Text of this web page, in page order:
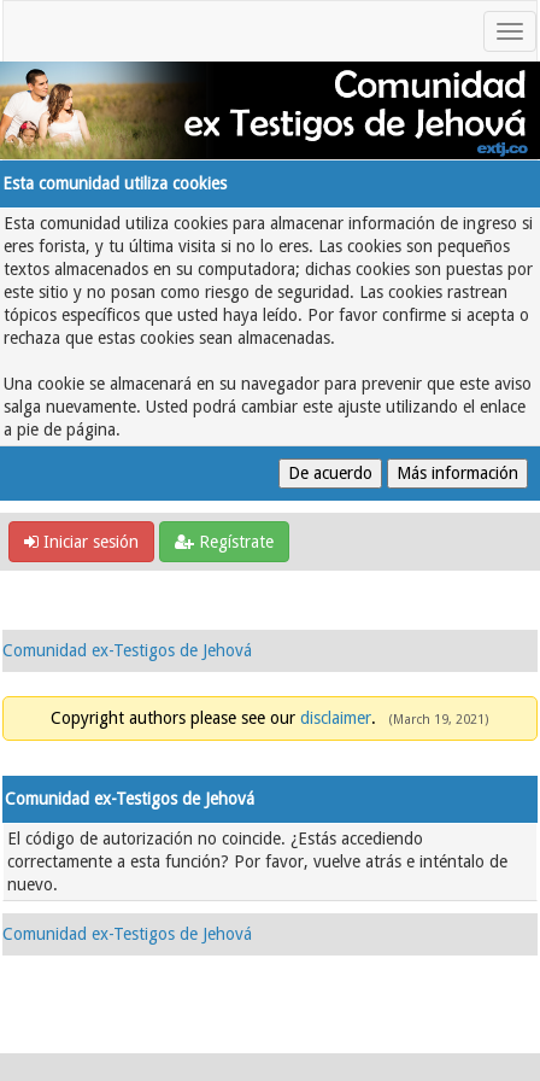
Esta comunidad utiliza cookies
Esta comunidad utiliza cookies para almacenar información de ingreso si
eres forista, y tu última visita si no lo eres. Las cookies son pequeños
textos almacenados en su computadora; dichas cookies son puestas por
este sitio y no posan como riesgo de seguridad. Las cookies rastrean
tópicos específicos que usted haya leído. Por favor confirme si acepta o
rechaza que estas cookies sean almacenadas.
Una cookie se almacenará en su navegador para prevenir que este aviso
salga nuevamente. Usted podrá cambiar este ajuste utilizando el enlace
a pie de página.
Iniciar sesión Regístrate
Comunidad ex-Testigos de Jehová
Copyright authors please see our disclaimer. (March 19, 2021)
Comunidad ex-Testigos de Jehová
El código de autorización no coincide. ¿Estás accediendo
correctamente a esta función? Por favor, vuelve atrás e inténtalo de
nuevo.
Comunidad ex-Testigos de Jehová